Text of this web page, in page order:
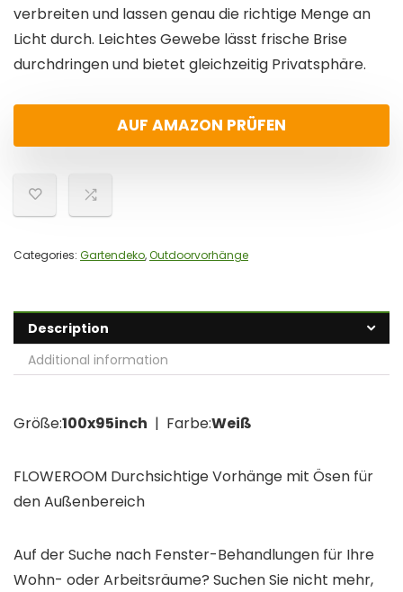
verbreiten und lassen genau die richtige Menge an
Licht durch. Leichtes Gewebe lässt frische Brise
durchdringen und bietet gleichzeitig Privatsphäre.
AUF AMAZON PRÜFEN
Categories: Gartendeko,Outdoorvorhänge
Description
Additional information
Größe:100x95inch | Farbe:Weiß
FLOWEROOM Durchsichtige Vorhänge mit Ösen für
den Außenbereich
Auf der Suche nach Fenster-Behandlungen für Ihre
Wohn- oder Arbeitsräume? Suchen Sie nicht mehr,